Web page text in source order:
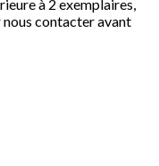
à 2 exemplaires,
nous contacter avant